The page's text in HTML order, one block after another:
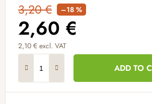
3,20 € –18 %
2,60 €
2,10 € excl. VAT
ADD TO